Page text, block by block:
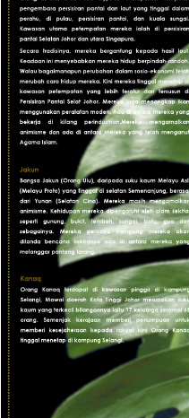
2022 © Jabatan
Kemajuan Orang
Asli (JAKOA)
Dasar Privasi|
/